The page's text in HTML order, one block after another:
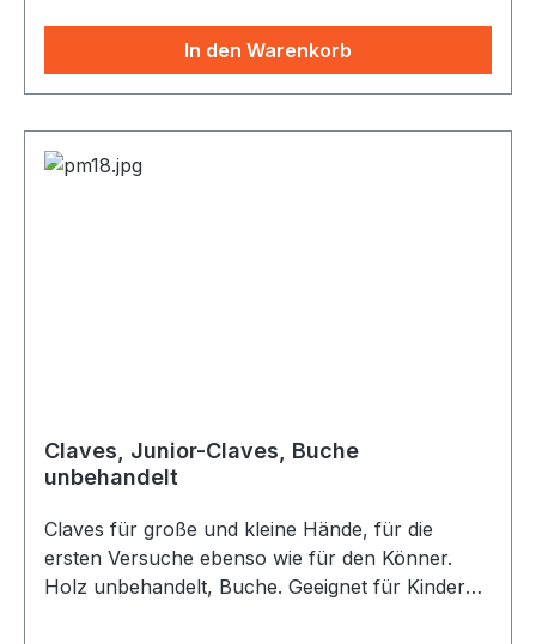
In den Warenkorb
Claves, Junior-Claves, Buche
unbehandelt
Claves für große und kleine Hände, für die
ersten Versuche ebenso wie für den Könner.
Holz unbehandelt, Buche. Geeignet für Kinder